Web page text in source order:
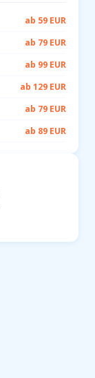
ab 59 EUR
ab 79 EUR
ab 99 EUR
ab 129 EUR
ab 79 EUR
ab 89 EUR